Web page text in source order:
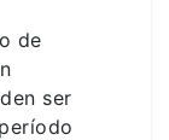
de
ser